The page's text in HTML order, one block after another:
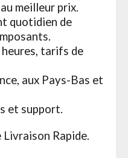
meilleur prix.
quotidien de
tarifs de
aux Pays-Bas et
et support.
Rapide.